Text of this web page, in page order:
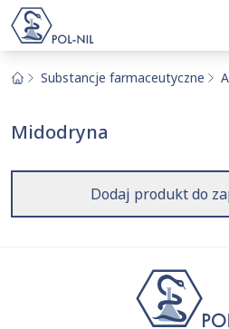
Kontakt
Substancje farmaceutyczne
Midodryna
Dodaj produkt do
Wybrane surowce i
Aktualnie niczego nie
Przejdź doofertyi dodaj
dowiedzieć
Wyszukiwarka
Szukaj